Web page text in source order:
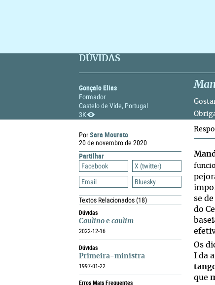
DÚVIDAS
Gonçalo Elias
Formador
Castelo de Vide, Portugal
3K
PorSara Mourato
20 de novembro de 2020
Partilhar
Facebook
X (twitter)
Email
Bluesky
Textos Relacionados(18)
Dúvidas
Caulino e caulim
2022-12-16
Dúvidas
Primeira-ministra
1997-01-22
Erros Mais Frequentes
se
do
Os
I da
que